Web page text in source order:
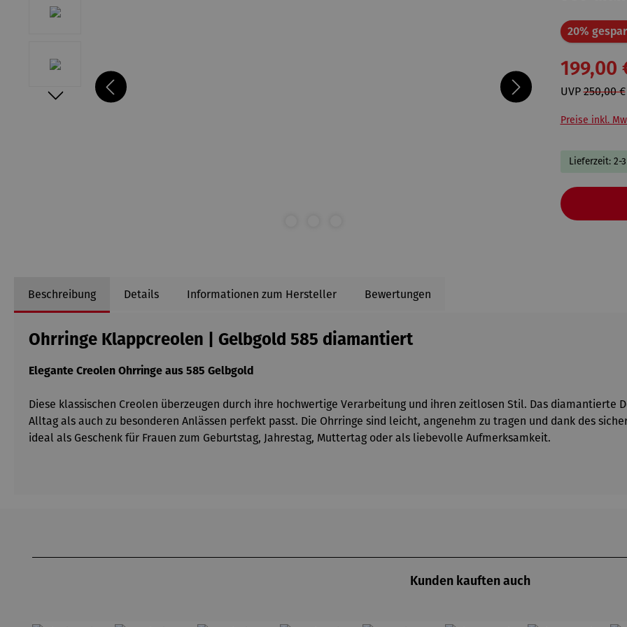
20%
199,00
UVP250,00 €
Preise inkl.
Lieferzeit: 2-3
Beschreibung Details Informationen zum Hersteller Bewertungen
Ohrringe Klappcreolen | Gelbgold 585 diamantiert
Elegante Creolen Ohrringe aus 585 Gelbgold
Diese klassischen Creolen überzeugen durch ihre hochwertige Verarbeitung und ihren zeitlosen Stil. Das diamantierte
Alltag als auch zu besonderen Anlässen perfekt passt. Die Ohrringe sind leicht, angenehm zu tragen und dank des
ideal als Geschenk für Frauen zum Geburtstag, Jahrestag, Muttertag oder als liebevolle Aufmerksamkeit.
Kunden kauften auch